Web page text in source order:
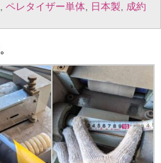
, ペレタイザー単体, 日本製, 成約